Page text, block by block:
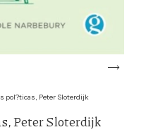
pol?ticas, Peter Sloterdijk
Peter Sloterdijk